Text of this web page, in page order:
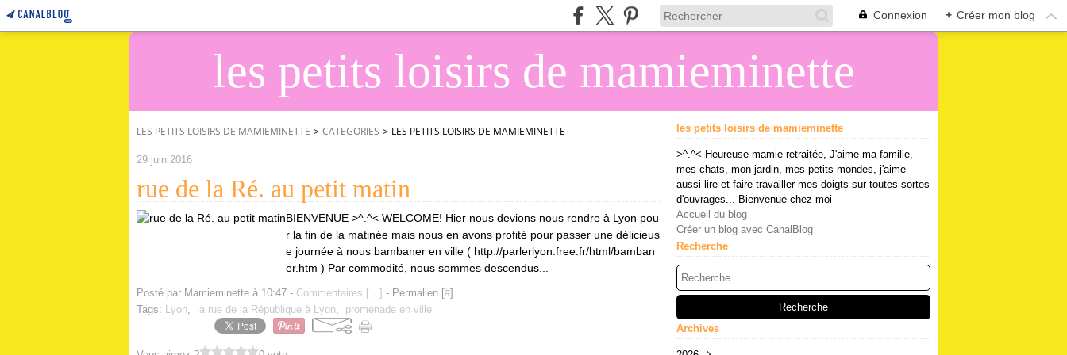
Connexion + Créer mon blog
les petits loisirs de mamieminette
LES PETITS LOISIRS DE MAMIEMINETTE > CATEGORIES > LES PETITS LOISIRS DE MAMIEMINETTE
29 juin 2016
rue de la Ré. au petit matin
BIENVENUE >^.^< WELCOME! Hier nous devions nous rendre à Lyon pou
r la fin de la matinée mais nous en avons profité pour passer une délicieus
e journée à nous bambaner en ville ( http://parlerlyon.free.fr/html/bamban
er.htm ) Par commodité, nous sommes descendus...
Posté par Mamieminette à 10:47 - Commentaires [ …] - Permalien [#]
Tags: Lyon, la rue de la République à Lyon, promenade en ville
les petits loisirs de mamieminette
>^.^< Heureuse mamie retraitée, J'aime ma famille,
mes chats, mon jardin, mes petits mondes, j'aime
aussi lire et faire travailler mes doigts sur toutes sortes
d'ouvrages... Bienvenue chez moi
Accueil du blog
Créer un blog avec CanalBlog
Recherche
Archives